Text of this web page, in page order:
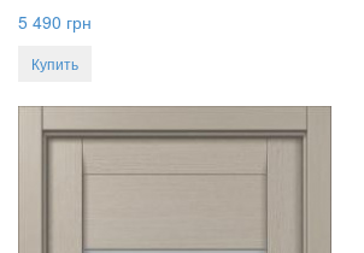
5 490 грн
Купить